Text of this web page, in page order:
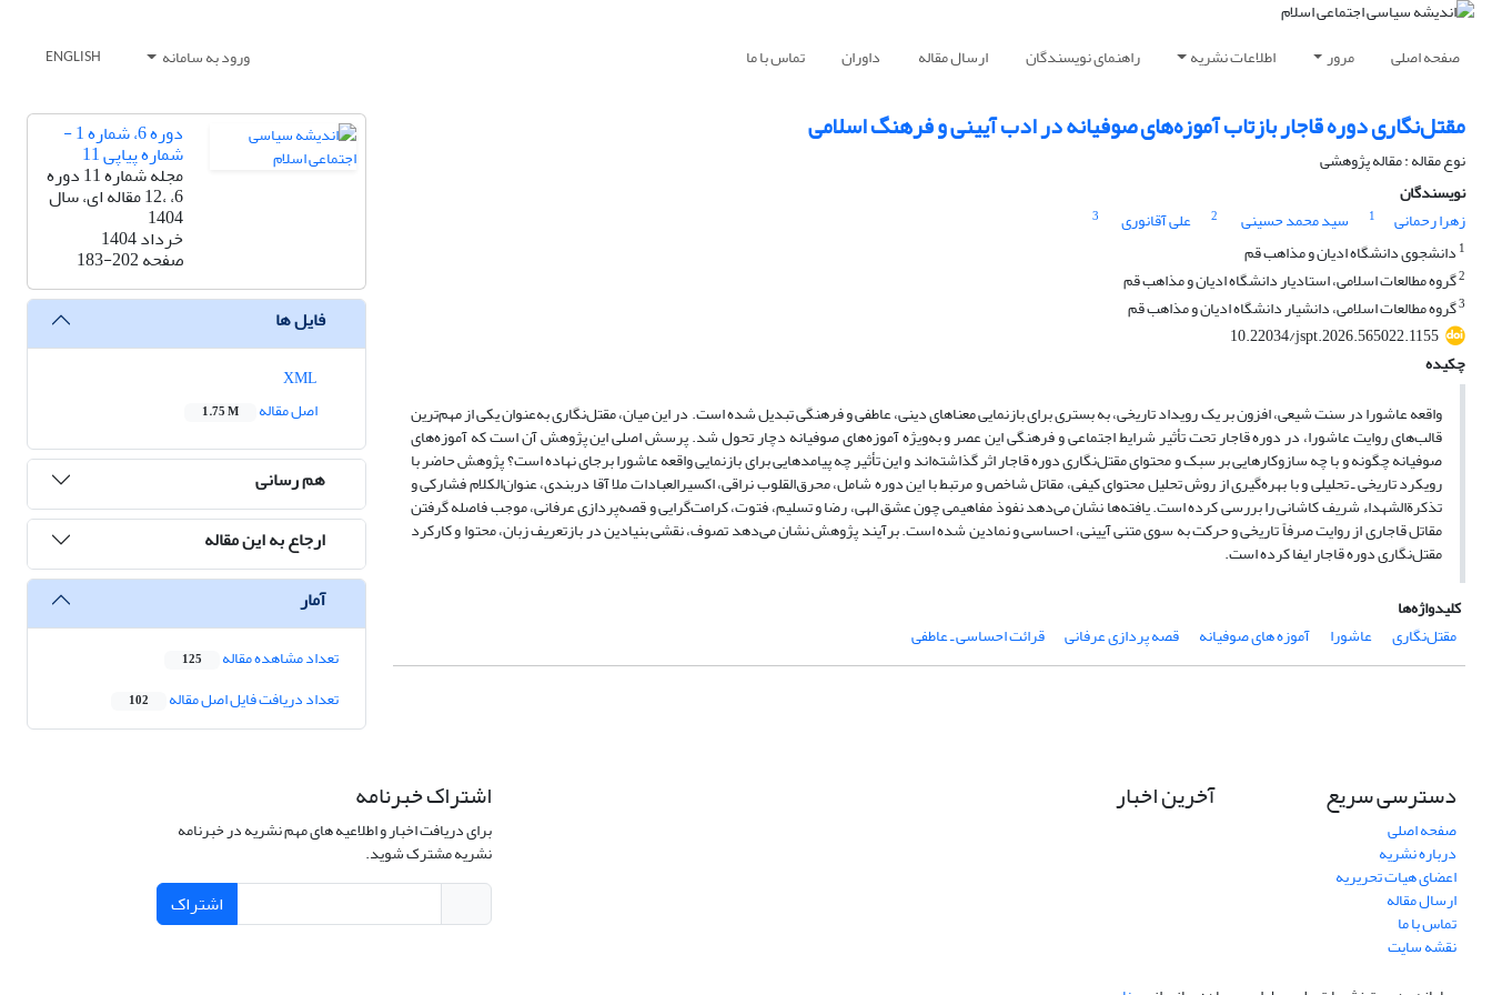
صفحه اصلی مرور اطلاعات نشریه راهنمای نویسندگان ارسال مقاله داوران تماس با ما ورود به سامانه ENGLISH
مقتل‌نگاری دوره قاجار بازتاب آموزه‌های صوفیانه در ادب آیینی و فرهنگ اسلامی
نوع مقاله : مقاله پژوهشی
نویسندگان
زهرا رحمانی
1 سید محمد حسینی 2 علی آقانوری
3
1 دانشجوی دانشگاه ادیان و مذاهب قم
2گروه مطالعات اسلامی، استادیار دانشگاه ادیان و مذاهب قم
3گروه مطالعات اسلامی، دانشیار دانشگاه ادیان و مذاهب قم
10.22034/jspt.2026.565022.1155
چکیده
واقعه عاشورا در سنت شیعی، افزون بر یک رویداد تاریخی، به بستری برای بازنمایی معناهای دینی، عاطفی و فرهنگی تبدیل شده است. در این میان، مقتل‌نگاری به‌عنوان یکی از مهم‌ترین
قالب‌های روایت عاشورا، در دوره قاجار تحت تأثیر شرایط اجتماعی و فرهنگی این عصر و به‌ویژه آموزه‌های صوفیانه دچار تحول شد. پرسش اصلی این پژوهش آن است که آموزه‌های
صوفیانه چگونه و با چه سازوکارهایی بر سبک و محتوای مقتل‌نگاری دوره قاجار اثر گذاشته‌اند و این تأثیر چه پیامدهایی برای بازنمایی واقعه عاشورا برجای نهاده است؟ پژوهش حاضر با
رویکرد تاریخی ـ تحلیلی و با بهره‌گیری از روش تحلیل محتوای کیفی، مقاتل شاخص و مرتبط با این دوره شامل، محرق‌القلوب نراقی، اکسیرالعبادات ملا آقا دربندی، عنوان‌الکلام فشارکی و
تذکرة‌الشهداء شریف کاشانی را بررسی کرده است. یافته‌ها نشان می‌دهد نفوذ مفاهیمی چون عشق الهی، رضا و تسلیم، فتوت، کرامت‌گرایی و قصه‌پردازی عرفانی، موجب فاصله گرفتن
مقاتل قاجاری از روایت صرفاً تاریخی و حرکت به سوی متنی آیینی، احساسی و نمادین شده است. برآیند پژوهش نشان می‌دهد تصوف، نقشی بنیادین در بازتعریف زبان، محتوا و کارکرد
مقتل‌نگاری دوره قاجار ایفا کرده است.
کلیدواژه‌ها
مقتل‌نگاری
عاشورا آموزه های صوفیانه قصه پردازی عرفانی قرائت احساسی ـ عاطفی
دوره 6، شماره 1 -
شماره پیاپی 11
مجله شماره 11 دوره
6، ،12 مقاله ای، سال
1404
خرداد 1404
صفحه183-202
فایل ها
اصل مقاله
1.75 M
هم رسانی
ارجاع به این مقاله
آمار
تعداد مشاهده مقاله 125
تعداد دریافت فایل اصل مقاله 102
دسترسی سریع
صفحه اصلی
درباره نشریه
اعضای هیات تحریریه
ارسال مقاله
تماس با ما
نقشه سایت
آخرین اخبار اشتراک خبرنامه
برای دریافت اخبار و اطلاعیه های مهم نشریه در خبرنامه
نشریه مشترک شوید.
اشتراک